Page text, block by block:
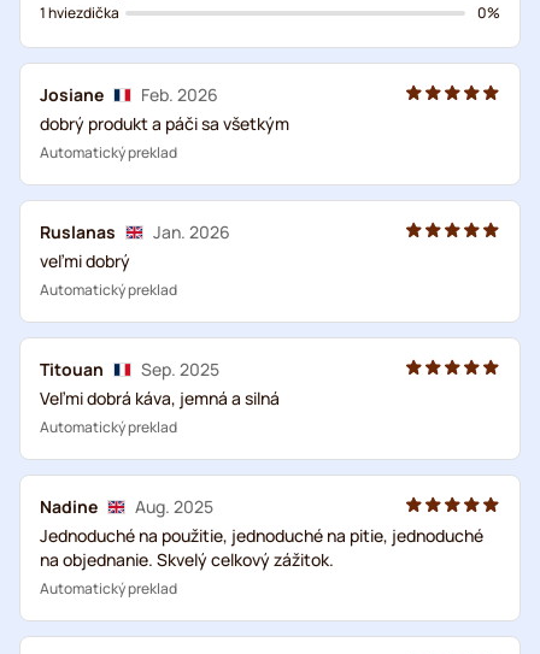
1 hviezdička
0%
Josiane
Feb. 2026
dobrý produkt a páči sa všetkým
Automatický preklad
Ruslanas
Jan. 2026
veľmi dobrý
Automatický preklad
Titouan
Sep. 2025
Veľmi dobrá káva, jemná a silná
Automatický preklad
Nadine
Aug. 2025
Jednoduché na použitie, jednoduché na pitie, jednoduché
na objednanie. Skvelý celkový zážitok.
Automatický preklad